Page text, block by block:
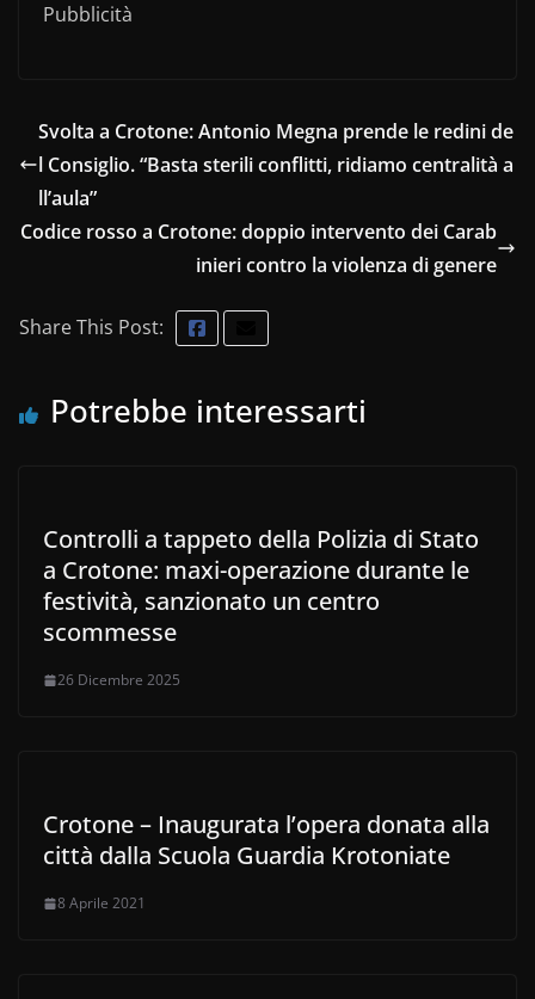
Pubblicità
Svolta a Crotone: Antonio Megna prende le redini de
l Consiglio. “Basta sterili conflitti, ridiamo centralità a
ll’aula”
Codice rosso a Crotone: doppio intervento dei Carab
inieri contro la violenza di genere
Share This Post:
Potrebbe interessarti
Controlli a tappeto della Polizia di Stato
a Crotone: maxi-operazione durante le
festività, sanzionato un centro
scommesse
26 Dicembre 2025
Crotone – Inaugurata l’opera donata alla
città dalla Scuola Guardia Krotoniate
8 Aprile 2021